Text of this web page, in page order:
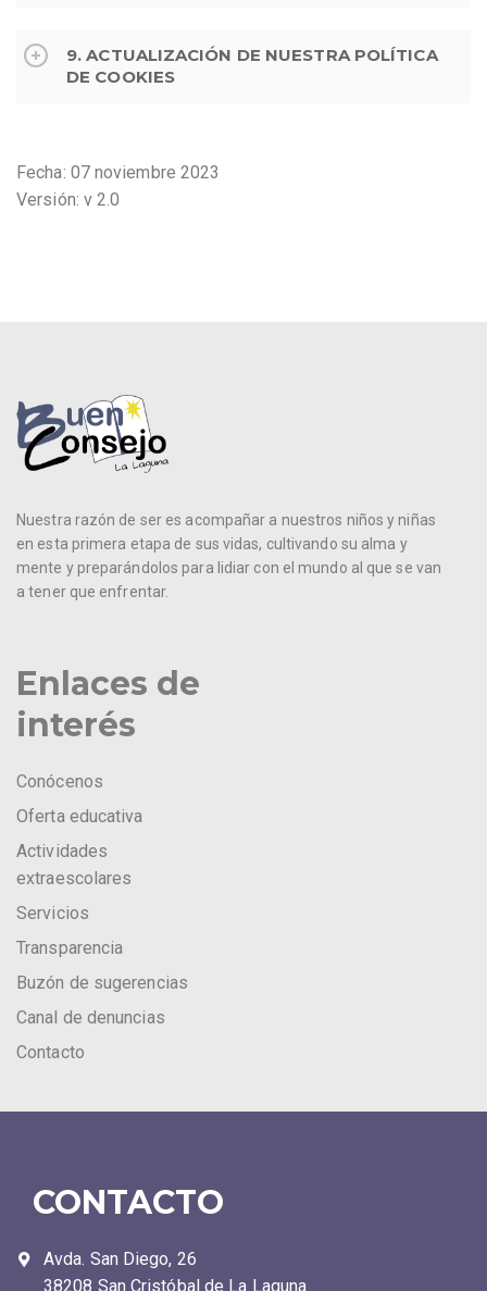
9. ACTUALIZACIÓN DE NUESTRA POLÍTICA
DE COOKIES
Fecha: 07 noviembre 2023
Versión: v 2.0
Nuestra razón de ser es acompañar a nuestros niños y niñas
en esta primera etapa de sus vidas, cultivando su alma y
mente y preparándolos para lidiar con el mundo al que se van
a tener que enfrentar.
Enlaces de
interés
Conócenos
Oferta educativa
Actividades
extraescolares
Servicios
Transparencia
Buzón de sugerencias
Canal de denuncias
Contacto
CONTACTO
Avda. San Diego, 26
38208 San Cristóbal de La Laguna